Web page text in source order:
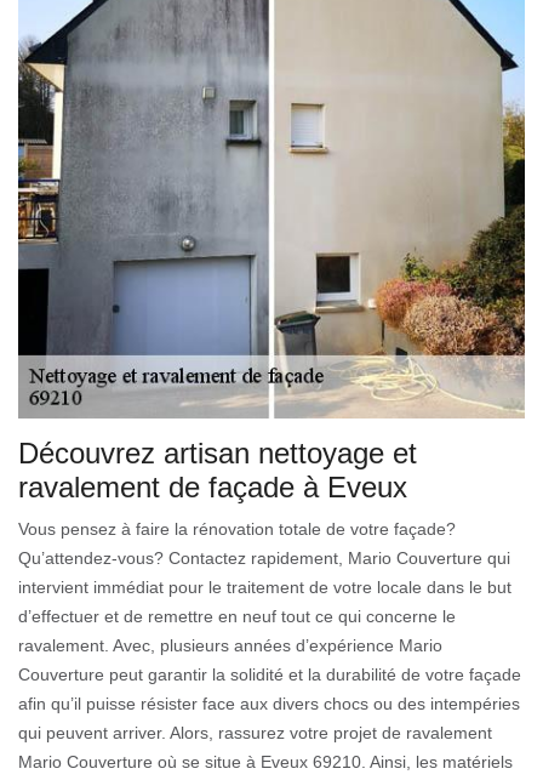
Découvrez artisan nettoyage et
ravalement de façade à Eveux
Vous pensez à faire la rénovation totale de votre façade?
Qu’attendez-vous? Contactez rapidement, Mario Couverture qui
intervient immédiat pour le traitement de votre locale dans le but
d’effectuer et de remettre en neuf tout ce qui concerne le
ravalement. Avec, plusieurs années d’expérience Mario
Couverture peut garantir la solidité et la durabilité de votre façade
afin qu’il puisse résister face aux divers chocs ou des intempéries
qui peuvent arriver. Alors, rassurez votre projet de ravalement
Mario Couverture où se situe à Eveux 69210. Ainsi, les matériels